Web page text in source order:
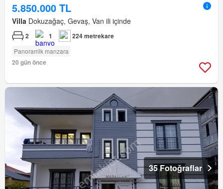
5.850.000 TL
Villa Dokuzağaç, Gevaş, Van ili içinde
2 1 224 metrekare
Panorami̇k manzara
20 gün önce
35 Fotoğraflar